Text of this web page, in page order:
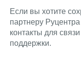
Если вы хотите
партнеру
контакты для
поддержки.